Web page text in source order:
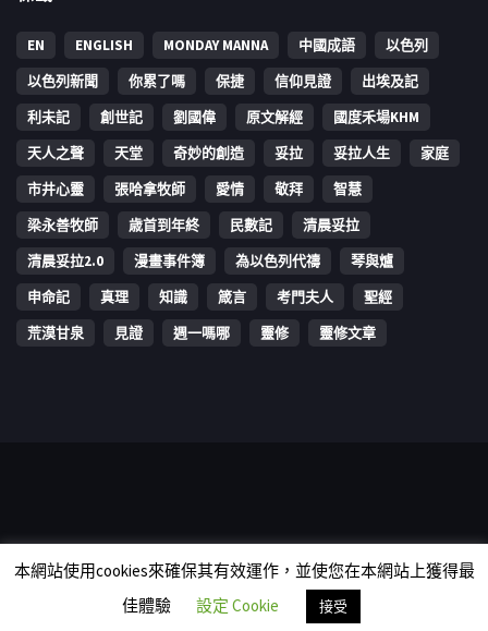
EN ENGLISH MONDAY MANNA 中國成語
以色列
以色列新聞
你累了嗎 保捷 信仰見證
出埃及記
利未記
創世記 劉國偉 原文解經
國度禾場KHM
天人之聲
天堂 奇妙的創造 妥拉 妥拉人生
家庭
市井心靈
張哈拿牧師 愛情 敬拜
智慧
梁永善牧師
歳首到年終 民數記
清晨妥拉
清晨妥拉2.0
漫畫事件簿 為以色列代禱
琴與爐
申命記
真理 知識 箴言 考門夫人
聖經
荒漠甘泉
見證 週一嗎哪 靈修 靈修文章
rights reserved.
本網站使用cookies來確保其有效運作，並使您在本網站上獲得最
佳體驗
設定 Cookie 接受